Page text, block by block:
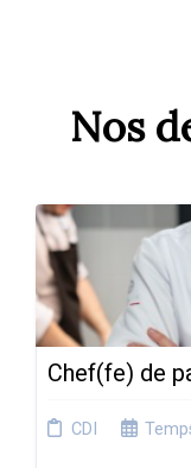
Nos
Chef(fe) de
CDI